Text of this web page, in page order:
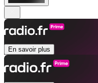
En savoir plus